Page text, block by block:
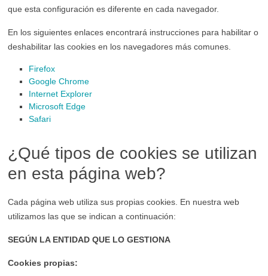
que esta configuración es diferente en cada navegador.
En los siguientes enlaces encontrará instrucciones para habilitar o
deshabilitar las cookies en los navegadores más comunes.
Firefox
Google Chrome
Internet Explorer
Microsoft Edge
Safari
¿Qué tipos de cookies se utilizan
en esta página web?
Cada página web utiliza sus propias cookies. En nuestra web
utilizamos las que se indican a continuación:
SEGÚN LA ENTIDAD QUE LO GESTIONA
Cookies propias: